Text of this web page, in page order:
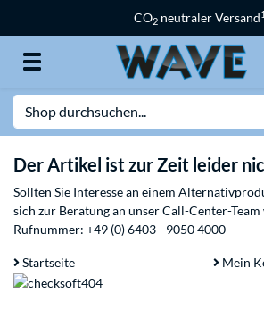
CO2 neutraler Versand1
Der Artikel ist zur Zeit leider
Sollten Sie Interesse an einem
sich zur Beratung an unser Call-Center-Team
Rufnummer: +49 (0) 6403 - 9050 4000
Startseite Mein